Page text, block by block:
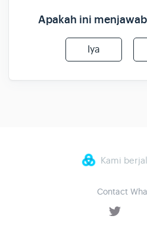
Apakah ini
Iya
Kami
Contact